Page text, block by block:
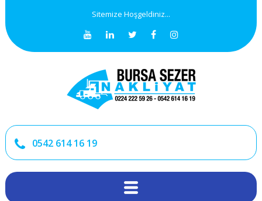
Sitemize Hoşgeldiniz...
0542 614 16 19